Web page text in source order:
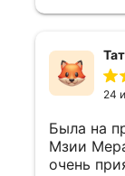
чуткая,24
Была на
Мзии
очень